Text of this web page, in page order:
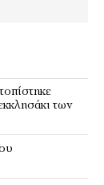
των